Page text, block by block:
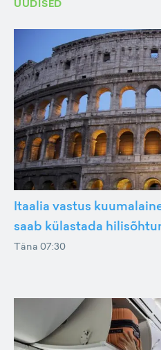
UUDISED
Itaalia vastus
saab külastada
Täna 07:30